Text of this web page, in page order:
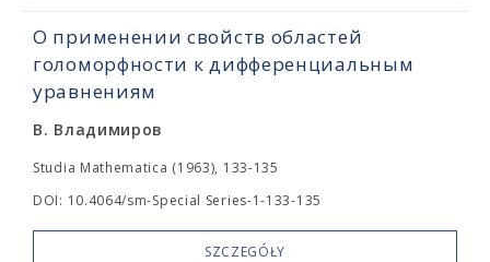
О применении свойств областей
голоморфности к дифференциальным
уравнениям
В. Владимиров
Studia Mathematica (1963), 133-135
DOI: 10.4064/sm-Special Series-1-133-135
SZCZEGÓŁY